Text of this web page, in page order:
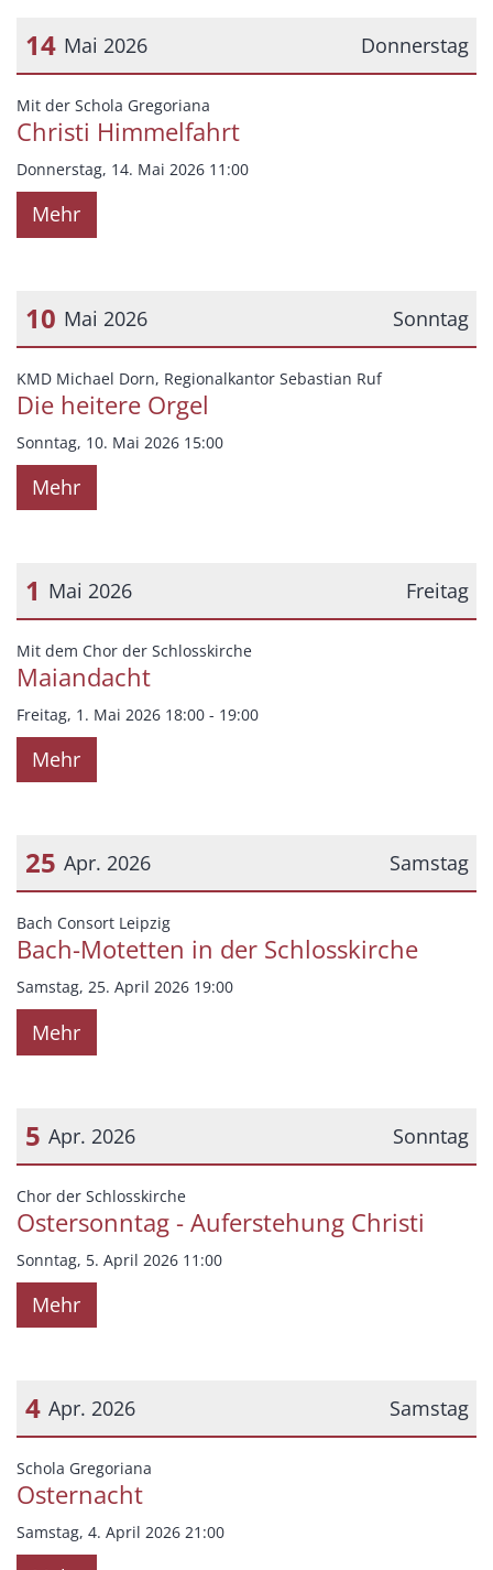
Donnerstag
14 Mai 2026
Datum: 14. Mai 2026
Mit der Schola Gregoriana
Christi Himmelfahrt
Donnerstag, 14. Mai 2026 11:00
Mehr
Sonntag
10 Mai 2026
Datum: 10. Mai 2026
KMD Michael Dorn, Regionalkantor Sebastian Ruf:
Die heitere Orgel
Sonntag, 10. Mai 2026 15:00
Mehr
Freitag
1 Mai 2026
Datum: 1. Mai 2026
Mit dem Chor der Schlosskirche:
Maiandacht
Freitag, 1. Mai 2026 18:00 - 19:00
Mehr
Samstag
25 Apr. 2026
Datum: 25. April 2026
Bach Consort Leipzig:
Bach-Motetten in der Schlosskirche
Samstag, 25. April 2026 19:00
Mehr
Sonntag
5 Apr. 2026
Datum: 5. April 2026
Chor der Schlosskirche:
Ostersonntag - Auferstehung Christi
Sonntag, 5. April 2026 11:00
Mehr
Samstag
4 Apr. 2026
Datum: 4. April 2026
Schola Gregoriana
Osternacht
Samstag, 4. April 2026 21:00